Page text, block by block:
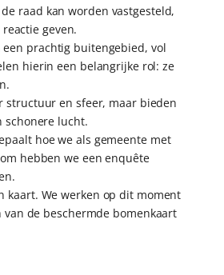
raad kan worden vastgesteld,
geven.
prachtig buitengebied, vol
hierin een belangrijke rol: ze
structuur en sfeer, maar bieden
schonere lucht.
hoe we als gemeente met
hebben we een enquête
kaart. We werken op dit moment
de beschermde bomenkaart